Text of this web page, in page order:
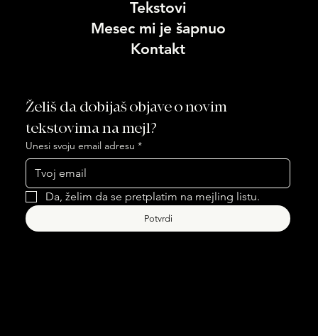
Tekstovi
Mesec mi je šapnuo
Kontakt
Želiš da dobijaš objave o novim
tekstovima na mejl?
Unesi svoju email adresu *
Da, želim da se pretplatim na mejling listu.
Potvrdi